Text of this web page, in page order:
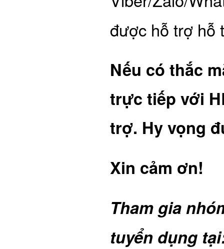
được hỗ trợ hỗ
Nếu có thắc
trực tiếp với
trợ. Hy vọng
Xin cảm ơn!
Tham gia
tuyển dụng